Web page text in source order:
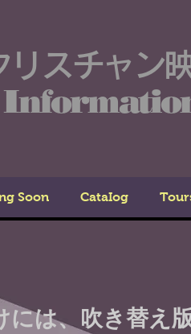
リスチャン
Soon CataIog
には、吹き替え